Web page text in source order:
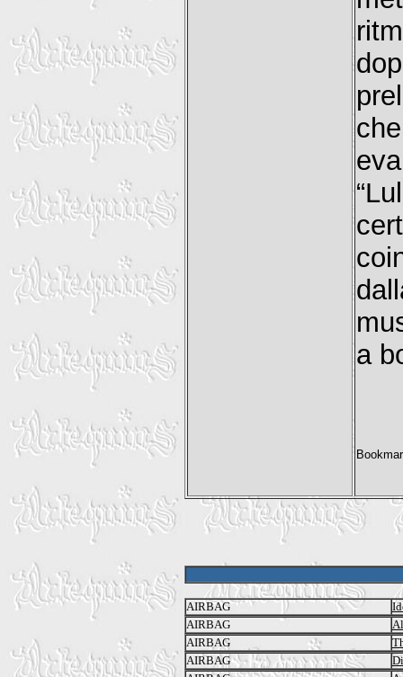
a
AIRBAG
AIRBAG
AIRBAG
AIRBAG